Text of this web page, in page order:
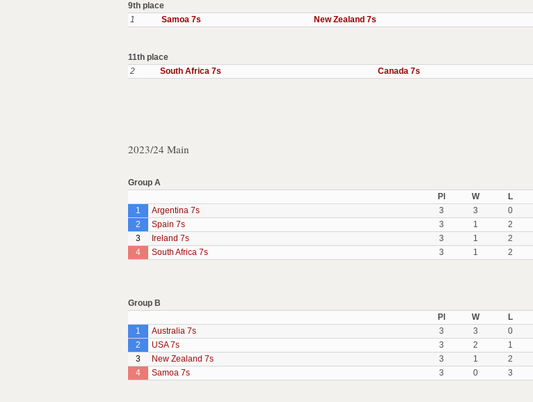
9th place
1
Samoa 7s New Zealand 7s
11th place
2
South Africa 7s Canada 7s
2023/24 Main
Group A
Pl
W L
1
Argentina 7s 3 3 0
2
Spain 7s 3 1 2
3
Ireland 7s 3 1 2
4
South Africa 7s 3 1 2
Group B
Pl
W L
1
Australia 7s 3 3 0
2
USA 7s 3 2 1
3
New Zealand 7s 3 1 2
4
Samoa 7s 3 0 3